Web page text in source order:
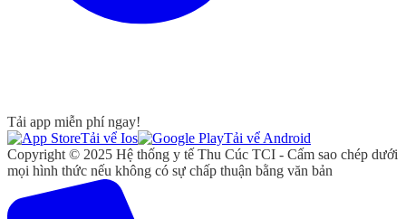
Tải app miễn phí ngay!
Tải vể Ios
Tải vể Android
Copyright © 2025 Hệ thống y tế Thu Cúc TCI - Cấm sao chép dưới
mọi hình thức nếu không có sự chấp thuận bằng văn bản